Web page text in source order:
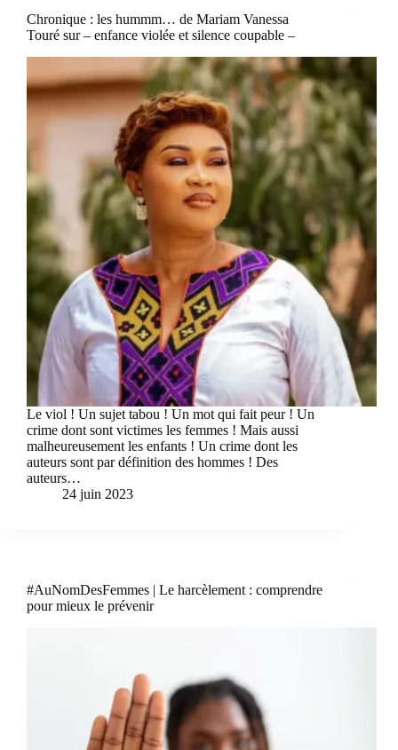
Chronique : les hummm… de Mariam Vanessa
Touré sur – enfance violée et silence coupable –
Le viol ! Un sujet tabou ! Un mot qui fait peur ! Un
crime dont sont victimes les femmes ! Mais aussi
malheureusement les enfants ! Un crime dont les
auteurs sont par définition des hommes ! Des
auteurs…
24 juin 2023
#AuNomDesFemmes | Le harcèlement : comprendre
pour mieux le prévenir